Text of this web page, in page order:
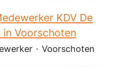
KDV De
in Voorschoten
· Voorschoten